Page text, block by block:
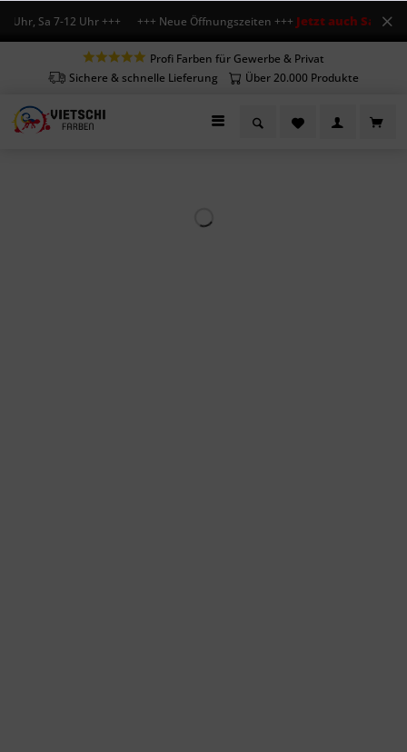
Uhr, Sa 7-12 Uhr +++ +++ Neue Öffnungszeiten +++Jetzt auch Sa
Profi Farben für Gewerbe & Privat
Sichere & schnelle Lieferung
Über 20.000 Produkte